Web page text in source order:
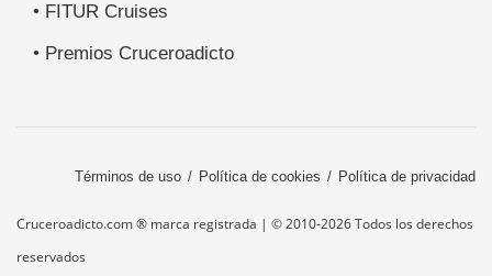
• FITUR Cruises
• Premios Cruceroadicto
Términos de uso Política de cookies Política de privacidad
Cruceroadicto.com ® marca registrada | © 2010-2026 Todos los derechos
reservados